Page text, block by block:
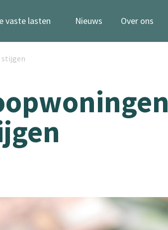
vaste lasten Nieuws Over ons
stijgen